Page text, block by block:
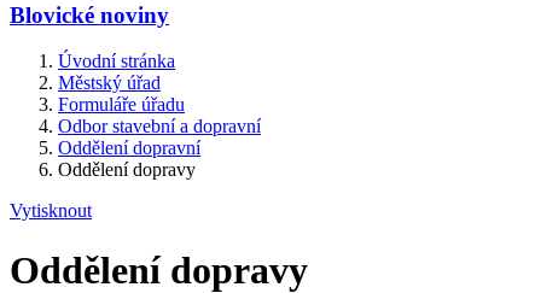
Blovické noviny
Úvodní stránka
Městský úřad
Formuláře úřadu
Odbor stavební a dopravní
Oddělení dopravní
Oddělení dopravy
Vytisknout
Oddělení dopravy